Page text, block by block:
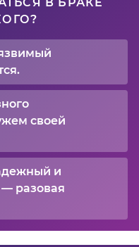
своей
и
— разовая